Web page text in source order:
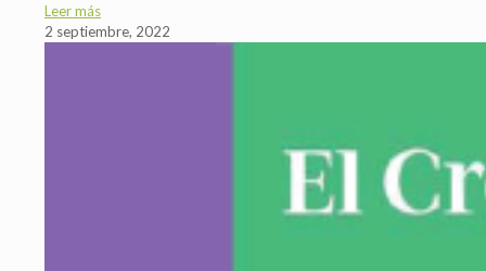
Leer más
2 septiembre, 2022